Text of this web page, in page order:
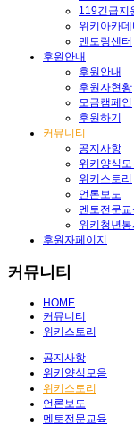
119긴급지
위키아카데
멘토링센터
후원안내
후원안내
후원자현황
모금캠페인
후원하기
커뮤니티
공지사항
위키양식모
위키스토리
언론보도
멘토전문교
위키청년
후원자페이지
커뮤니티
HOME
커뮤니티
위키스토리
공지사항
위키양식모음
위키스토리
언론보도
멘토전문교육